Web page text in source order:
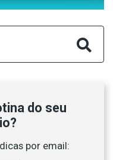
do seu
por email: